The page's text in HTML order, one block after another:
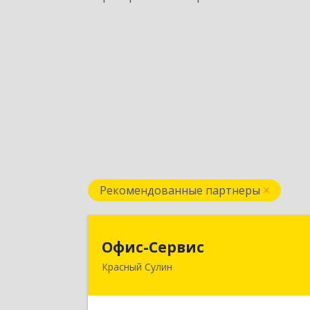
Рекомендованные партнеры
Офис-Сервис
Красный Сулин346350, Ростовская обл, р-н